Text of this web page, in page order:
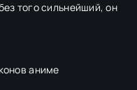
того сильнейший, он
аниме